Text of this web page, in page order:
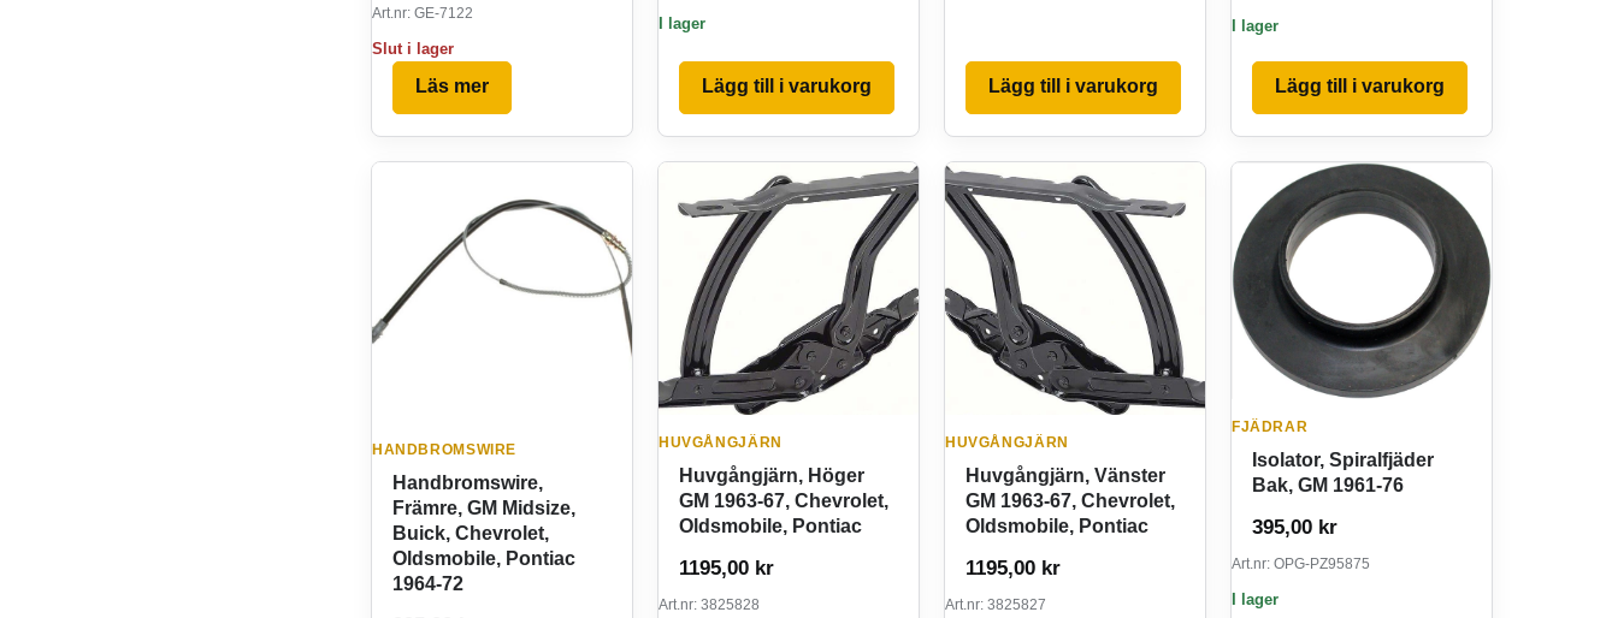
Art.nr: GE-7122
Slut i lager
Läs mer
I lager
Lägg till i varukorg Lägg till i varukorg
I lager
Lägg till i varukorg
HANDBROMSWIRE
Handbromswire,
Främre, GM Midsize,
Buick, Chevrolet,
Oldsmobile, Pontiac
1964-72
HUVGÅNGJÄRN
Huvgångjärn, Höger
GM 1963-67, Chevrolet,
Oldsmobile, Pontiac
1195,00 kr
Art.nr: 3825828
HUVGÅNGJÄRN
Huvgångjärn, Vänster
GM 1963-67, Chevrolet,
Oldsmobile, Pontiac
1195,00 kr
Art.nr: 3825827
FJÄDRAR
Isolator, Spiralfjäder
Bak, GM 1961-76
395,00 kr
Art.nr: OPG-PZ95875
I lager